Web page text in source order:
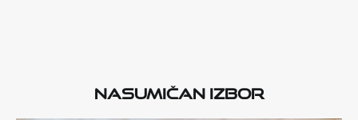
Nasumičan izbor